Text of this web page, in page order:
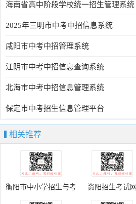
海南省高中阶段学校统一招生管理系统
2025年三明市中考中招信息系统
咸阳市中考中招管理系统
江阴市中考中招信息查询系统
北海市中考中招信息管理系统
保定市中考招生信息管理平台
相关推荐
衡阳市中小学招生与考 资阳招生考试网